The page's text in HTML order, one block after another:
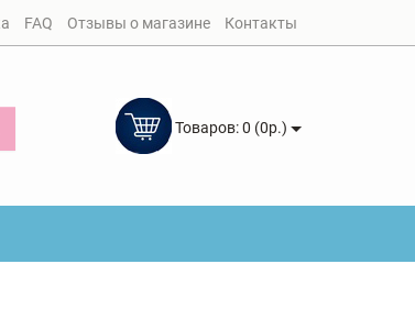
FAQ Отзывы о магазине Контакты
Товаров: 0 (0р.)